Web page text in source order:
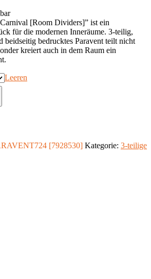
[Room Dividers]” ist ein
für die modernen Inneräume. 3-teilig,
beidseitig bedrucktes Paravent teilt nicht
kreiert auch in dem Raum ein
Leeren
[7928530] Kategorie: 3-teilige